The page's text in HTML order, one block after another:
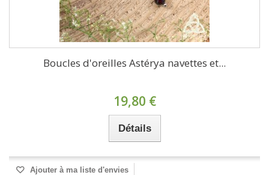
Boucles d'oreilles Astérya navettes et...
19,80 €
Détails
Ajouter à ma liste d'envies